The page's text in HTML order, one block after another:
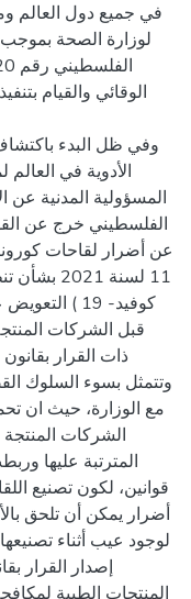
في جميع دول العالم
لوزارة الصحة
الوقائي والقيام
وفي ظل البدء
الأدوية في
المسؤولية المدنية عن
الفلسطيني خرج عن
عن أضرار لقاحات
11 لسنة
كوفيد- 19 )
قبل الشركات
ذات القرار
وتتمثل بسوء السلوك
مع الوزارة، حيث ان
الشركات المنتجة
المترتبة عليها
قوانين، لكون تصنيع
أضرار يمكن أن تلحق
لوجود عيب أثناء
المنتجات الطبية